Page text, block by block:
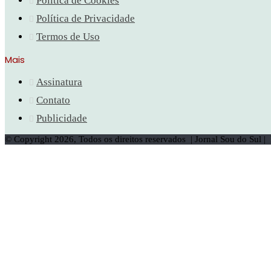
Política de Privacidade
Termos de Uso
Mais
Assinatura
Contato
Publicidade
© Copyright 2026, Todos os direitos reservados | Jornal Sou do Sul |